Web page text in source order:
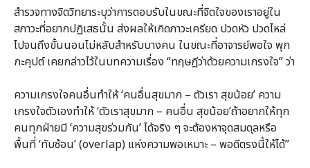
สํารวจทางจิตวิทยาระบุว่าการตอบรับในขณะที่จิตใจของเราอยู่ใน
สภาวะที่อยากปฏิเสธนั้น ส่งผลให้เกิดภาวะเครียด ปวดหัว ปวดไหล่
ไปจนถึงขั้นนอนไม่หลับสําหรับบางคน ในขณะที่อาจารย์พอใจ พุก
กะคุปต์ เคยกล่าวไว้ในบทความเรื่อง “ทฤษฎีว่าด้วยความเกรงใจ” ว่า
ความเกรงใจคนอื่นทําให้ ‘คนอื่นสุขมาก – ตัวเรา สุขน้อย’ ความ
เกรงใจตัวเองทําให้ ‘ตัวเราสุขมาก – คนอื่น สุขน้อย’ถ้าอยากให้ทุก
คนทุกฝ่ายมี ‘ความสุขร่วมกัน’ ได้จริง ๆ จะต้องหาจุดสมดุลหรือ
พื้นที่ ‘ทับซ้อน’ (overlap) แห่งความพอเหมาะ – พอดีตรงนี้ให้ได้”